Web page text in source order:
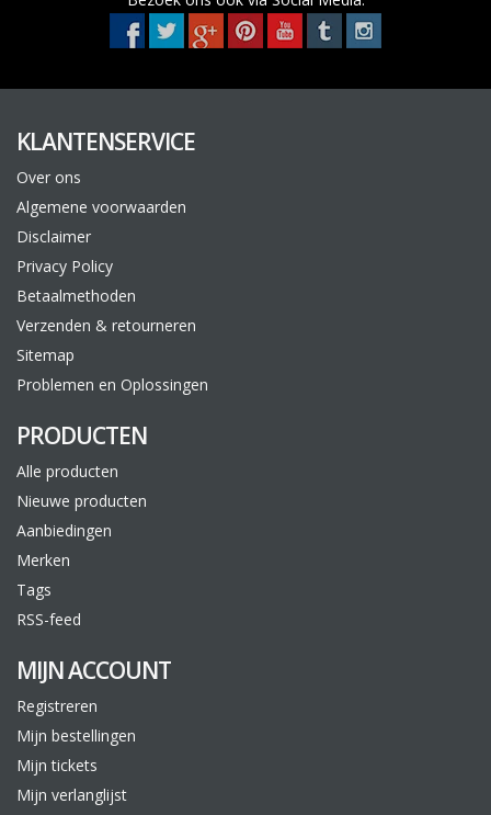
KLANTENSERVICE
Over ons
Algemene voorwaarden
Disclaimer
Privacy Policy
Betaalmethoden
Verzenden & retourneren
Sitemap
Problemen en Oplossingen
PRODUCTEN
Alle producten
Nieuwe producten
Aanbiedingen
Merken
Tags
RSS-feed
MIJN ACCOUNT
Registreren
Mijn bestellingen
Mijn tickets
Mijn verlanglijst